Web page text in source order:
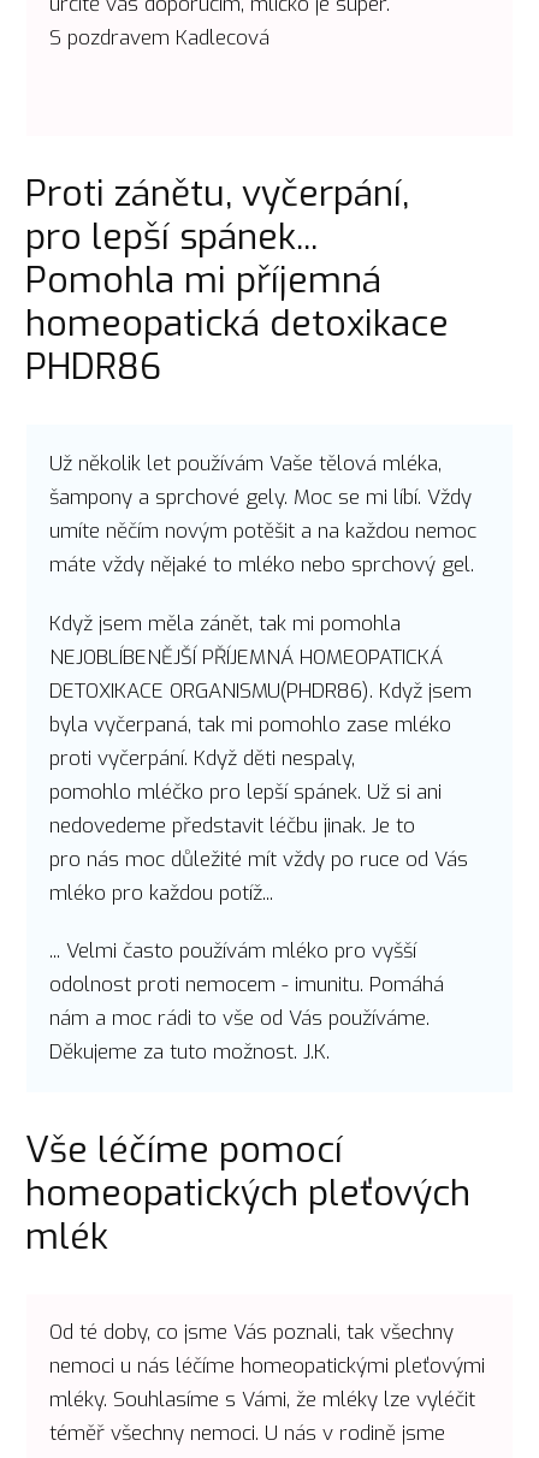
S pozdravem Kadlecová
Proti zánětu, vyčerpání,
pro lepší spánek...
Pomohla mi příjemná
homeopatická detoxikace
PHDR86
Už několik let používám Vaše tělová mléka,
šampony a sprchové gely. Moc se mi líbí. Vždy
umíte něčím novým potěšit a na každou nemoc
máte vždy nějaké to mléko nebo sprchový gel.
Když jsem měla zánět, tak mi pomohla
NEJOBLÍBENĚJŠÍ PŘÍJEMNÁ HOMEOPATICKÁ
DETOXIKACE ORGANISMU(PHDR86). Když jsem
byla vyčerpaná, tak mi pomohlo zase mléko
proti vyčerpání. Když děti nespaly,
pomohlo mléčko pro lepší spánek. Už si ani
nedovedeme představit léčbu jinak. Je to
pro nás moc důležité mít vždy po ruce od Vás
mléko pro každou potíž...
... Velmi často používám mléko pro vyšší
odolnost proti nemocem - imunitu. Pomáhá
nám a moc rádi to vše od Vás používáme.
Děkujeme za tuto možnost. J.K.
Vše léčíme pomocí
homeopatických pleťových
mlék
Od té doby, co jsme Vás poznali, tak všechny
nemoci u nás léčíme homeopatickými pleťovými
mléky. Souhlasíme s Vámi, že mléky lze vyléčit
téměř všechny nemoci. U nás v rodině jsme